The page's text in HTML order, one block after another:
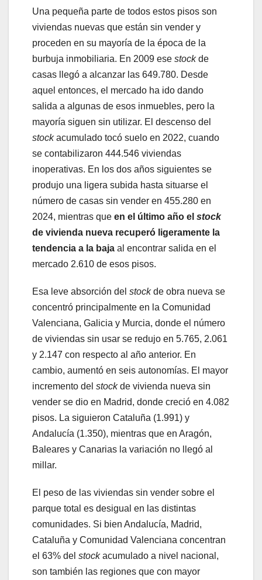
Una pequeña parte de todos estos pisos son
viviendas nuevas que están sin vender y
proceden en su mayoría de la época de la
burbuja inmobiliaria. En 2009 ese stockde
casas llegó a alcanzar las 649.780. Desde
aquel entonces, el mercado ha ido dando
salida a algunas de esos inmuebles, pero la
mayoría siguen sin utilizar. El descenso del
stockacumulado tocó suelo en 2022, cuando
se contabilizaron 444.546 viviendas
inoperativas. En los dos años siguientes se
produjo una ligera subida hasta situarse el
número de casas sin vender en 455.280 en
2024, mientras que en el último año el stock
de vivienda nueva recuperó ligeramente la
tendencia a la baja al encontrar salida en el
mercado 2.610 de esos pisos.
Esa leve absorción del stockde obra nueva se
concentró principalmente en la Comunidad
Valenciana, Galicia y Murcia, donde el número
de viviendas sin usar se redujo en 5.765, 2.061
y 2.147 con respecto al año anterior. En
cambio, aumentó en seis autonomías. El mayor
incremento del stockde vivienda nueva sin
vender se dio en Madrid, donde creció en 4.082
pisos. La siguieron Cataluña (1.991) y
Andalucía (1.350), mientras que en Aragón,
Baleares y Canarias la variación no llegó al
millar.
El peso de las viviendas sin vender sobre el
parque total es desigual en las distintas
comunidades. Si bien Andalucía, Madrid,
Cataluña y Comunidad Valenciana concentran
el 63% del stockacumulado a nivel nacional,
son también las regiones que con mayor